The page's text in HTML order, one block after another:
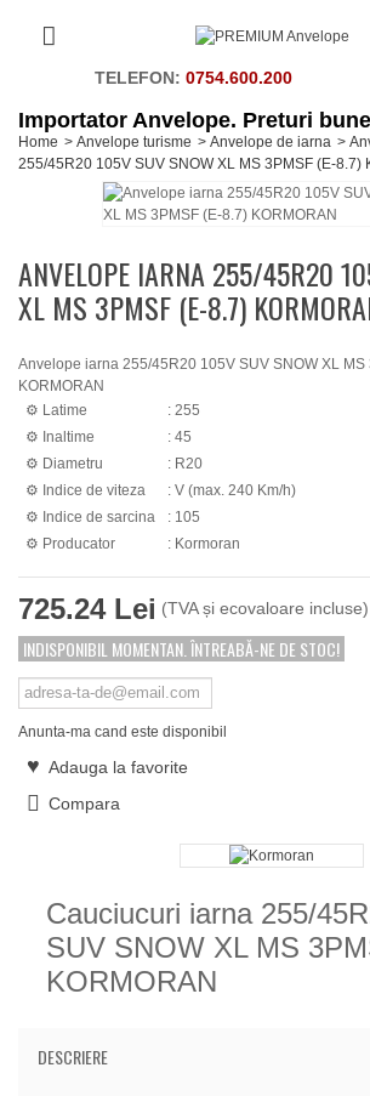
TELEFON: 0754.600.200
Importator Anvelope. Preturi
Home > Anvelope turisme > Anvelope de iarna >
255/45R20 105V SUV SNOW XL MS 3PMSF (E-8.7)
ANVELOPE IARNA 255/45R20
XL MS 3PMSF (E-8.7)
Anvelope iarna 255/45R20 105V SUV SNOW XL MS
KORMORAN
Latime
: 255
Inaltime
: 45
Diametru
: R20
Indice de viteza
: V (max. 240 Km/h)
Indice de sarcina
: 105
Producator
: Kormoran
725.24 Lei (TVA și ecovaloare incluse)
INDISPONIBIL MOMENTAN. ÎNTREABĂ-NE DE STOC!
Anunta-ma cand este disponibil
Adauga la favorite
Compara
Cauciucuri iarna 255/
SUV SNOW XL MS
KORMORAN
DESCRIERE